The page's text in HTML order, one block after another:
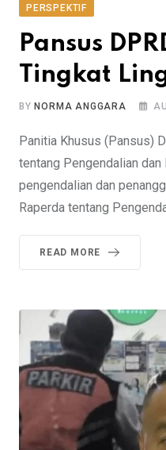
PERSPEKTIF
Pansus
Tingkat
BY NORMA ANGGARA
Panitia Khusus (Pansus)
tentang Pengendalian
pengendalian dan
Raperda tentang
READ MORE